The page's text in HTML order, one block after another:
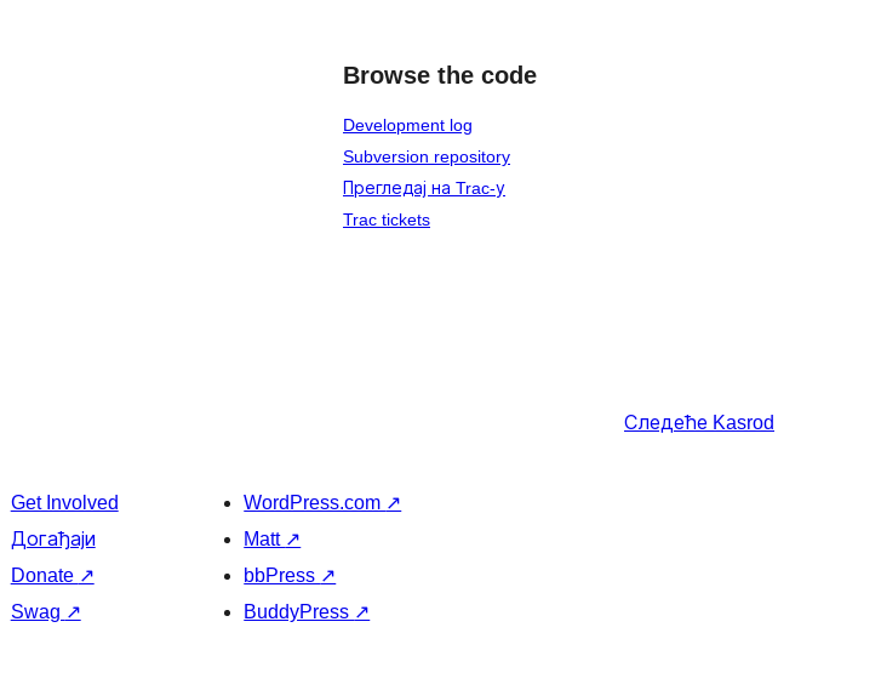
Browse the code
Development log
Subversion repository
Прегледај на Trac-у
Trac tickets
Следеће Kasrod
Get Involved
Догађаји
Donate ↗
Swag ↗
WordPress.com ↗
Matt ↗
bbPress ↗
BuddyPress ↗